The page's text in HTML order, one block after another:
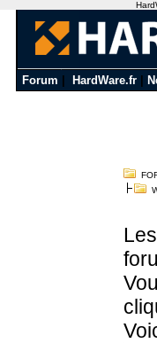
Forum HardWare.fr